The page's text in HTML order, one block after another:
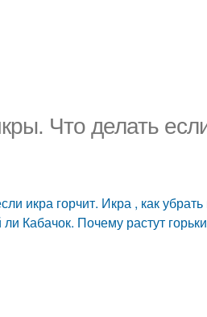
Что делать
икра горчит. Икра , как
Кабачок. Почему растут